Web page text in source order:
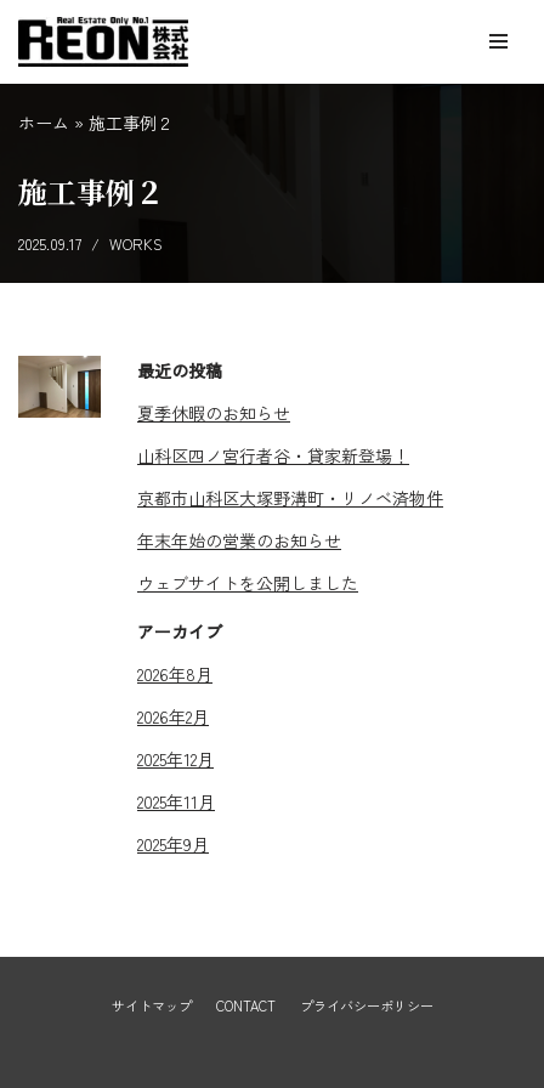
コ
テ
ツ
ス
キ
ホーム » 施工事例２
施工事例２
2025.09.17 WORKS
最近の投稿
夏季休暇のお知らせ
山科区四ノ宮行者谷・貸家新登場！
京都市山科区大塚野溝町・リノベ済物件
年末年始の営業のお知らせ
ウェブサイトを公開しました
アーカイブ
2026年8月
2026年2月
2025年12月
2025年11月
2025年9月
サイトマップ CONTACT プライバシーポリシー